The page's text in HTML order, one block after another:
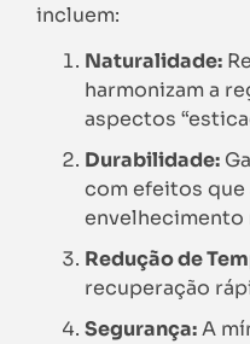
incluem:
Naturalidade:
harmonizam a
aspectos
Durabilidade:
com efeitos que
envelhecimento
Redução de
recuperação
Segurança:A